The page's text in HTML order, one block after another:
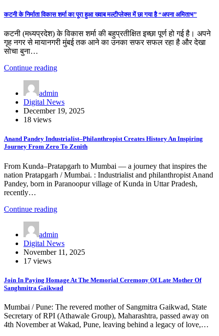
कटनी के निर्माता विकास शर्मा का पूरा हुआ ख्वाब मल्टीप्लेक्स में छा गया है “अपना अमिताभ”
कटनी (मध्यप्रदेश) के विकास शर्मा की बहुप्रतीक्षित इच्छा पूर्ण हो गई है। अपने
गृह नगर से मायानगरी मुंबई तक आने का उनका सफर सफल रहा है और देखा
सोचा बुना…
Continue reading
admin
Digital News
December 19, 2025
18 views
Anand Pandey Industrialist–Philanthropist Creates History An Inspiring
Journey From Zero To Zenith
From Kunda–Pratapgarh to Mumbai — a journey that inspires the
nation Pratapgarh / Mumbai. : Industrialist and philanthropist Anand
Pandey, born in Paranoopur village of Kunda in Uttar Pradesh,
recently…
Continue reading
admin
Digital News
November 11, 2025
17 views
Join In Paying Homage At The Memorial Ceremony Of Late Mother Of
Sanghmitra Gaikwad
Mumbai / Pune: The revered mother of Sangmitra Gaikwad, State
Secretary of RPI (Athawale Group), Maharashtra, passed away on
4th November at Wakad, Pune, leaving behind a legacy of love,…